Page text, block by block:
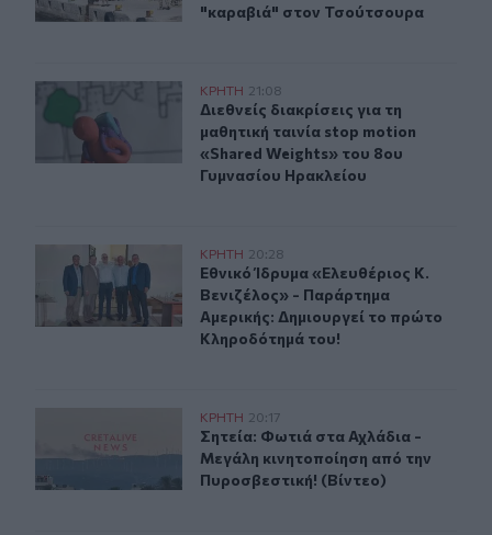
"καραβιά" στον Τσούτσουρα
Διεθνείς διακρίσεις για τη μαθητική ταινία stop
ΚΡΗΤΗ 21:08
Διεθνείς διακρίσεις για τη
Διεθνείς διακρίσεις για τη
μαθητική ταινία stop motion
«Shared Weights» του 8ου
Γυμνασίου Ηρακλείου
Εθνικό Ίδρυμα «Ελευθέριος Κ. Βενιζέλος» -
ΚΡΗΤΗ 20:28
Εθνικό Ίδρυμα «Ελευθέριος Κ.
Εθνικό Ίδρυμα «Ελευθέριος Κ.
Βενιζέλος» - Παράρτημα
Αμερικής: Δημιουργεί το πρώτο
Κληροδότημά του!
Σητεία: Φωτιά στα Αχλάδια - Μεγάλη κινητοποίηση
ΚΡΗΤΗ 20:17
Σητεία: Φωτιά στα Αχλάδια -
Σητεία: Φωτιά στα Αχλάδια -
Μεγάλη κινητοποίηση από την
Πυροσβεστική! (Βίντεο)